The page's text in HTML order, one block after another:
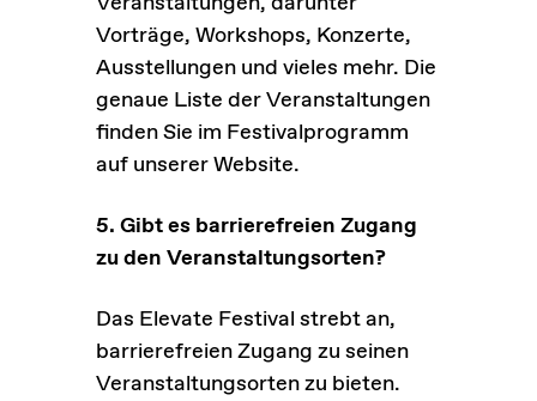
Vorträge, Workshops, Konzerte,
Ausstellungen und vieles mehr. Die
genaue Liste der Veranstaltungen
finden Sie im Festivalprogramm
auf unserer Website.
5. Gibt es barrierefreien Zugang
zu den Veranstaltungsorten?
Das Elevate Festival strebt an,
barrierefreien Zugang zu seinen
Veranstaltungsorten zu bieten.